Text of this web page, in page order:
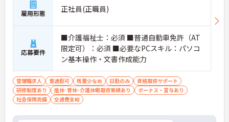
雇用形態 正社員(正職員)
応募要件
■介護福祉士：必須 ■普通自動車免許（AT
限定可）：必須 ■必要なPCスキル：パソコ
ン基本操作・文書作成能力
管理職求人 車通勤可 残業少なめ 日勤のみ
資格取得サポート
研修制度あり
産休･育休･介護休暇取得実績あり
ボーナス・賞与あり
社会保険完備
交通費支給